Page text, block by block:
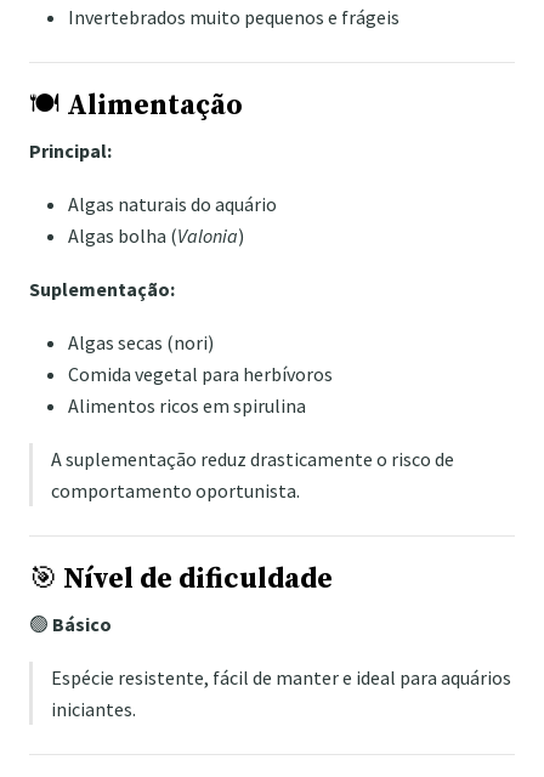
Invertebrados muito pequenos e frágeis
🍽️ Alimentação
Principal:
Algas naturais do aquário
Algas bolha (Valonia)
Suplementação:
Algas secas (nori)
Comida vegetal para herbívoros
Alimentos ricos em spirulina
A suplementação reduz drasticamente o risco de
comportamento oportunista.
🎯 Nível de dificuldade
🟢 Básico
Espécie resistente, fácil de manter e ideal para aquários
iniciantes.